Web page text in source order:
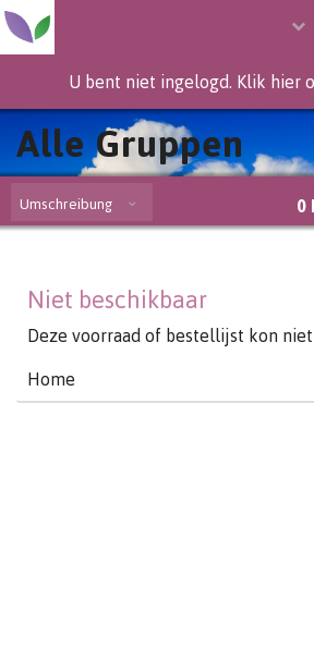
U bent niet ingelogd. Klik hier
Alle Gruppen
Umschreibung 0
Niet beschikbaar
Deze voorraad of bestellijst kon
Home